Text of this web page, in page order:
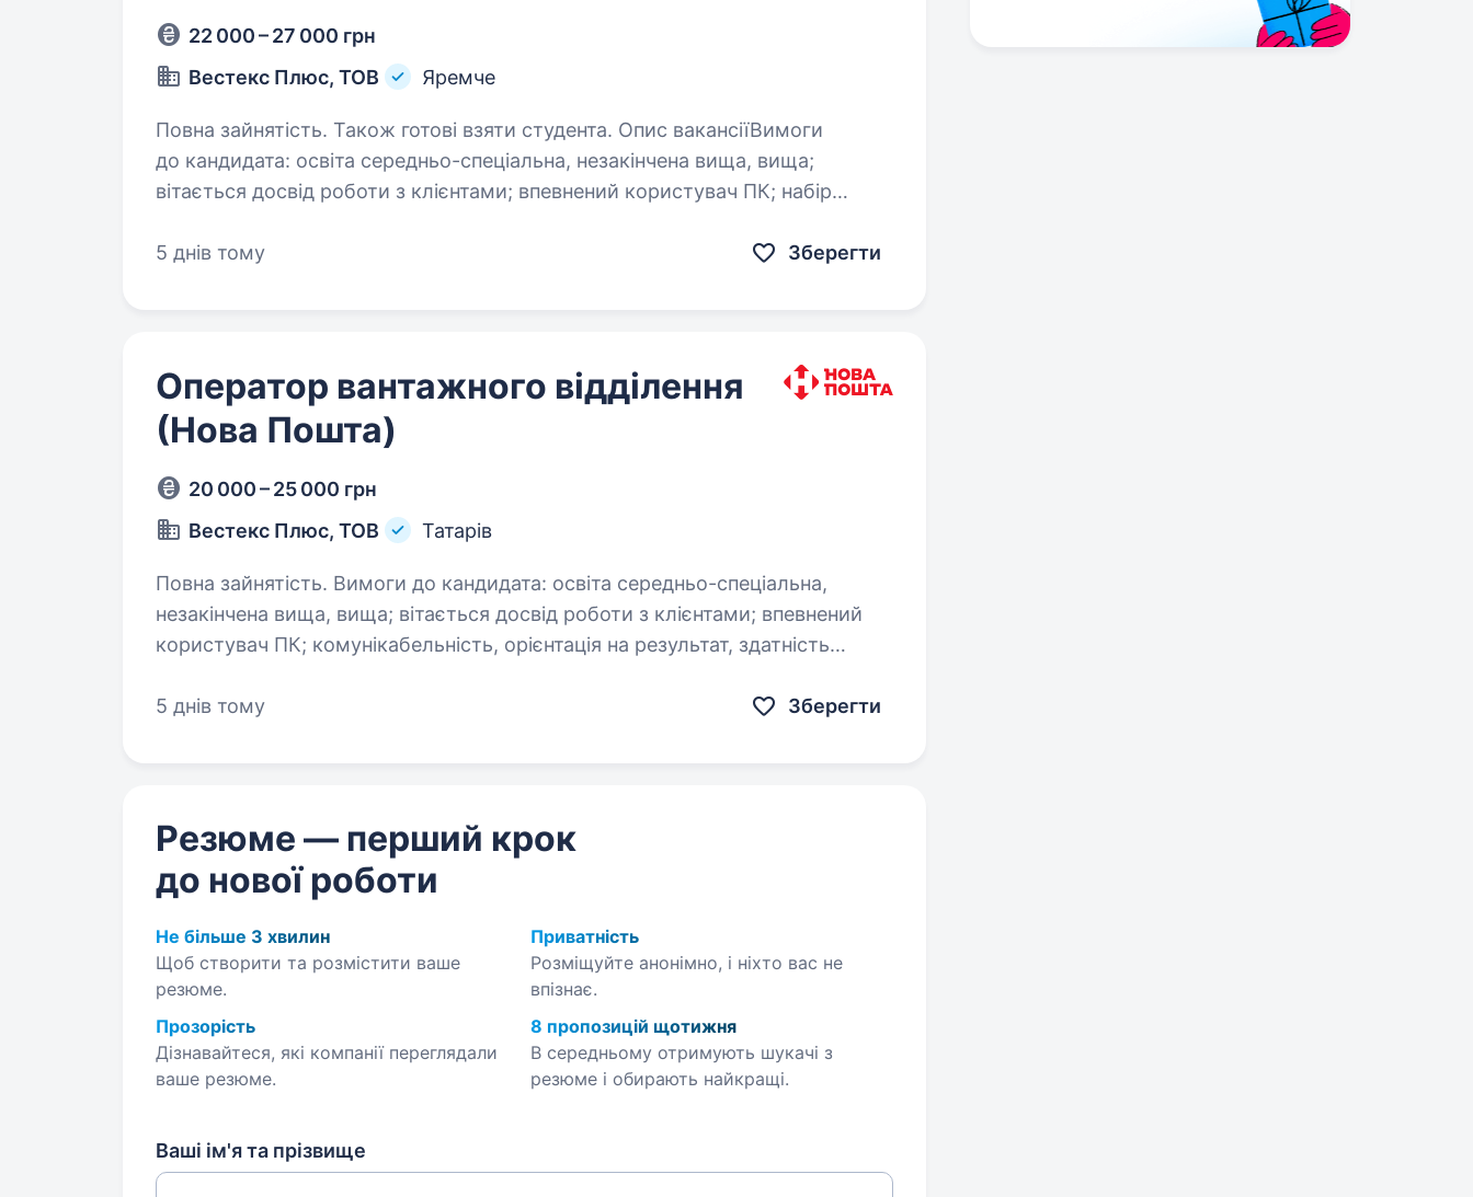
22 000 – 27 000 грн
Вестекс Плюс, ТОВ
Яремче
Повна зайнятість. Також готові взяти студента. Опис вакансіїВимоги
до кандидата: освіта середньо-спеціальна, незакінчена вища, вища;
вітається досвід роботи з клієнтами; впевнений користувач ПК; набір
5 днів тому
Зберегти
Оператор вантажного відділення
(Нова Пошта)
20 000 – 25 000 грн
Вестекс Плюс, ТОВ
Татарів
Повна зайнятість. Вимоги до кандидата: освіта середньо-спеціальна,
незакінчена вища, вища; вітається досвід роботи з клієнтами; впевнений
користувач ПК; комунікабельність, орієнтація на результат, здатність
5 днів тому
Зберегти
Резюме — перший крок
до нової роботи
Не більше 3 хвилин
Щоб створити та розмістити ваше
резюме.
Приватність
Розміщуйте анонімно, і ніхто вас не
впізнає.
Прозорість
Дізнавайтеся, які компанії переглядали
ваше резюме.
8 пропозицій щотижня
В середньому отримують шукачі з
резюме і обирають найкращі.
Ваші ім'я та прізвище